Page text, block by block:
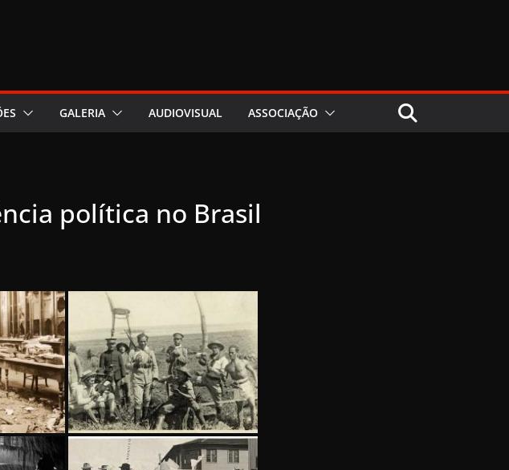
GALERIA AUDIOVISUAL ASSOCIAÇÃO
política no Brasil